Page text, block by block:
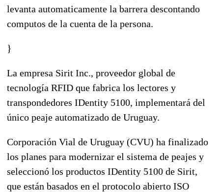
levanta automaticamente la barrera descontando
computos de la cuenta de la persona.
}
La empresa Sirit Inc., proveedor global de
tecnología RFID que fabrica los lectores y
transpondedores IDentity 5100, implementará del
único peaje automatizado de Uruguay.
Corporación Vial de Uruguay (CVU) ha finalizado
los planes para modernizar el sistema de peajes y
seleccionó los productos IDentity 5100 de Sirit,
que están basados en el protocolo abierto ISO